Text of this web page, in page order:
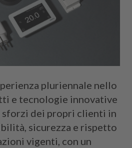
pluriennale nello
e tecnologie innovative
sforzi dei propri clienti in
sicurezza e rispetto
vigenti, con un